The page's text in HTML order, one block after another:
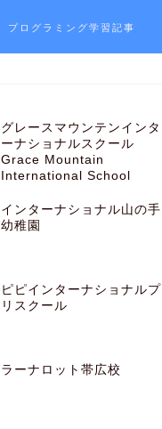
プログラミング学習記事
グレースマウンテンインタ
ーナショナルスクール
Grace Mountain
International School
インターナショナル山の手
幼稚園
ピピインターナショナルプ
リスクール
ラーナロット帯広校